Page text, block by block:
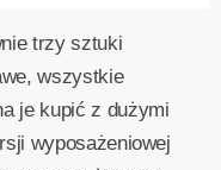
trzy sztuki
wszystkie
je kupić z dużymi
wyposażeniowej